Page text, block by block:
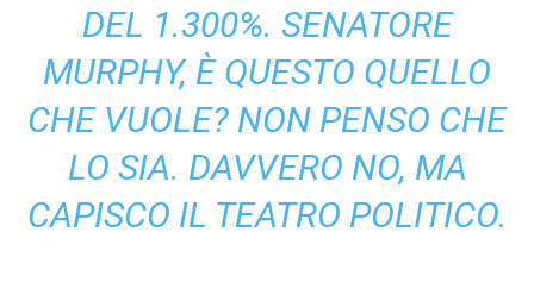
DEL 1.300%. SENATORE
MURPHY, È QUESTO QUELLO
CHE VUOLE? NON PENSO CHE
LO SIA. DAVVERO NO, MA
CAPISCO IL TEATRO POLITICO.